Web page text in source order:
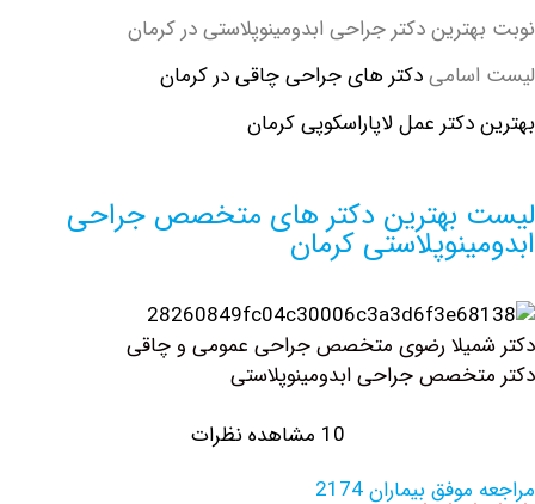
دکتر جراحی ابدومینوپلاستی در کرمان
دکتر های جراحی چاقی در کرمان
عمل لاپاراسکوپی کرمان
بهترین دکتر های متخصص جراحی
کرمان
رضوی متخصص جراحی عمومی و چاقی
جراحی ابدومینوپلاستی
بیماران 2174